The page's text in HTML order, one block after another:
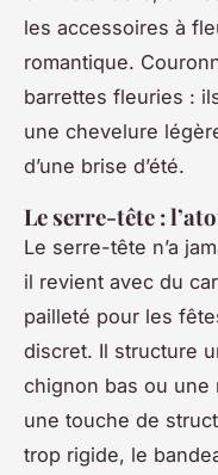
les accessoires à
romantique.
barrettes fleuries :
une chevelure
d’une brise d’été.
Le serre-tête :
Le serre-tête n’a
il revient avec du
pailleté pour les
discret. Il structure
chignon bas ou une
une touche de
trop rigide, le